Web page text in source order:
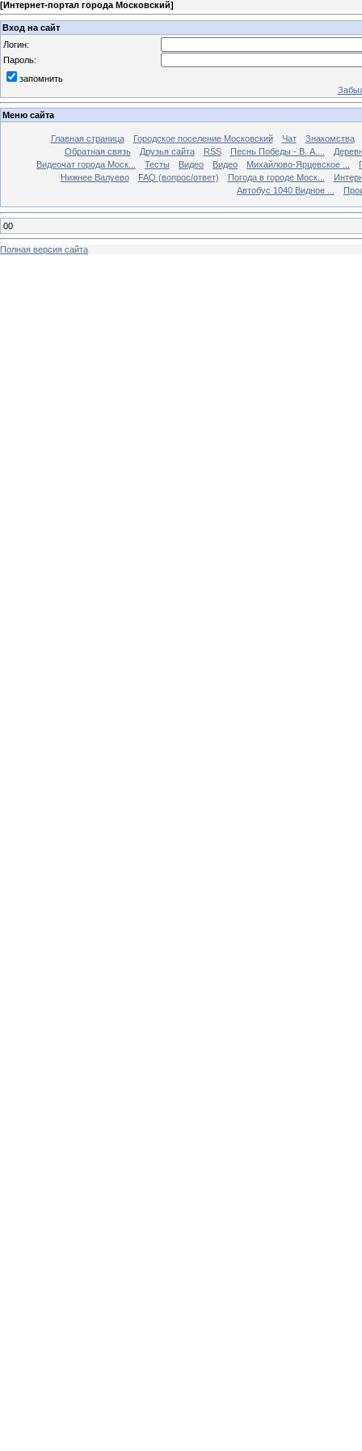
[Интернет-портал города Московский]
Вход на сайт
Логин:
Пароль:
запомнить
Меню сайта
Главная страница Городское поселение Московский Чат
Знакомства
Обратная связь
Друзья сайта RSS Песнь Победы - В. А....
Видеочат города Моск...
Тесты Видео Видео Михайлово-Ярцевское ...
Нижнее Валуево
FAQ (вопрос/ответ) Погода в городе Моск...
Автобус 1040 Видное ...
00
Полная версия сайта